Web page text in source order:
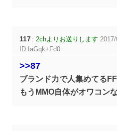
117 :2chよりお送りします
ID:IaGqk+Fd0
>>87
ブランド力で人集めてる
もうMMO自体がオワコン